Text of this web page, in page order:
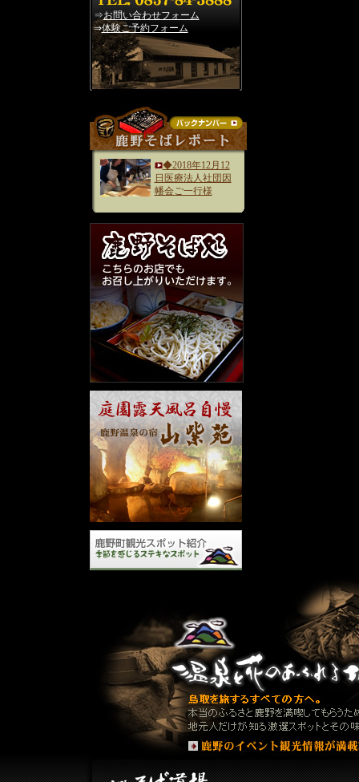
⇒お問い合わせフォーム
⇒体験ご予約フォーム
◆2018年12月12
日医療法人社団因
幡会ご一行様